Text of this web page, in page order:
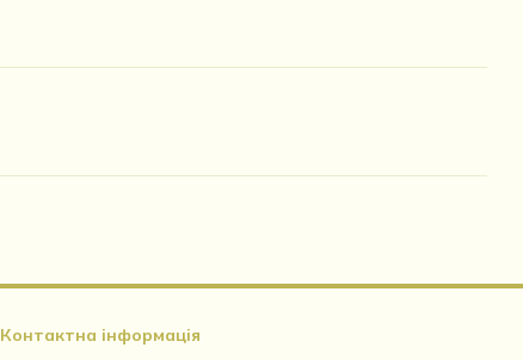
Контактна інформація